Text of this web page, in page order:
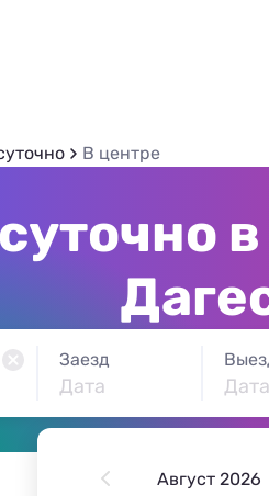
В центре
Заезд
Дата Дата
Август 2026